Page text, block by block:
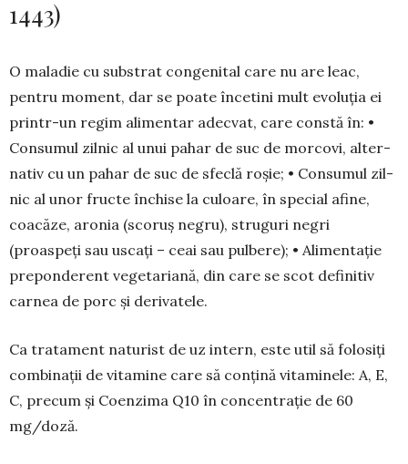
1443)
O maladie cu substrat congenital care nu are leac,
pentru moment, dar se poate încetini mult evo­lu­ţia ei
printr-un regim ali­mentar adecvat, care constă în: •
Consumul zilnic al unui pa­har de suc de morcovi, alter­
nativ cu un pahar de suc de sfeclă roşie; • Consumul zil­
nic al unor fructe închise la culoare, în special afine,
coa­căze, aronia (scoruş negru), struguri negri
(proaspeţi sau us­caţi – ceai sau pulbere); • Ali­mentaţie
preponderent vegeta­riană, din care se scot definitiv
carnea de porc şi derivatele.
Ca tratament naturist de uz intern, este util să folosiţi
combinaţii de vitamine care să conţină vitaminele: A, E,
C, precum şi Coenzima Q10 în concentraţie de 60
mg/doză.